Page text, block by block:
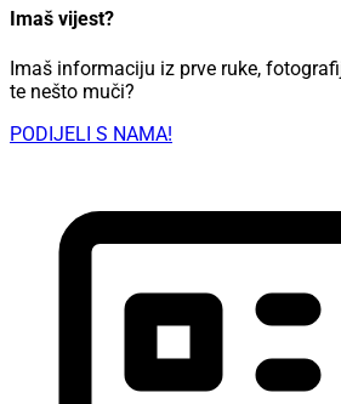
Imaš vijest?
Imaš informaciju iz prve ruke,
te nešto muči?
PODIJELI S NAMA!